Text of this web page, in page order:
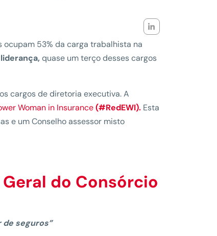
ocupam 53% da carga trabalhista na
quase um terço desses cargos
cargos de diretoria executiva. A
Woman in Insurance (#RedEWI). Esta
e um Conselho assessor misto
do Consórcio
de seguros”